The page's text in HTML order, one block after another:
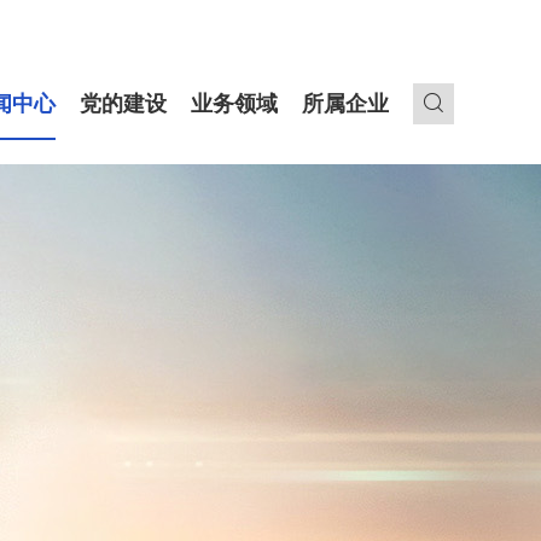
中心 党的建设 业务领域 所属企业